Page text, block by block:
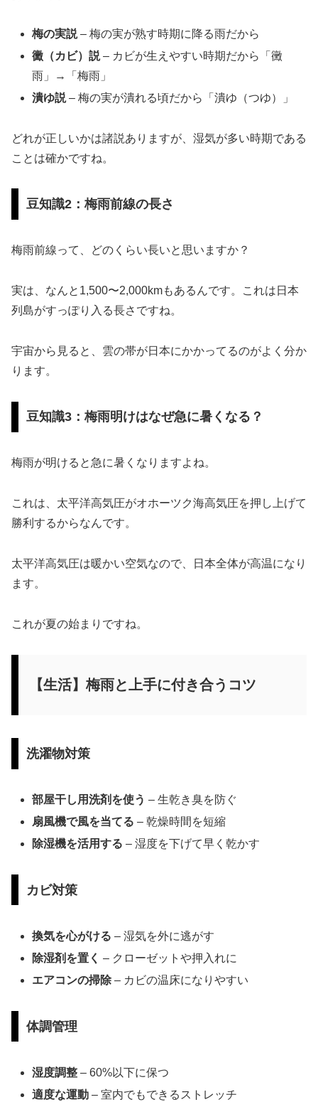
梅の実説– 梅の実が熟す時期に降る雨だから
黴（カビ）説– カビが生えやすい時期だから「黴
雨」→「梅雨」
潰ゆ説– 梅の実が潰れる頃だから「潰ゆ（つゆ）」
どれが正しいかは諸説ありますが、湿気が多い時期である
ことは確かですね。
豆知識2：梅雨前線の長さ
梅雨前線って、どのくらい長いと思いますか？
実は、なんと1,500〜2,000kmもあるんです。これは日本
列島がすっぽり入る長さですね。
宇宙から見ると、雲の帯が日本にかかってるのがよく分か
ります。
豆知識3：梅雨明けはなぜ急に暑くなる？
梅雨が明けると急に暑くなりますよね。
これは、太平洋高気圧がオホーツク海高気圧を押し上げて
勝利するからなんです。
太平洋高気圧は暖かい空気なので、日本全体が高温になり
ます。
これが夏の始まりですね。
【生活】梅雨と上手に付き合うコツ
洗濯物対策
部屋干し用洗剤を使う – 生乾き臭を防ぐ
扇風機で風を当てる – 乾燥時間を短縮
除湿機を活用する – 湿度を下げて早く乾かす
カビ対策
換気を心がける – 湿気を外に逃がす
除湿剤を置く – クローゼットや押入れに
エアコンの掃除– カビの温床になりやすい
体調管理
湿度調整 – 60%以下に保つ
適度な運動 – 室内でもできるストレッチ